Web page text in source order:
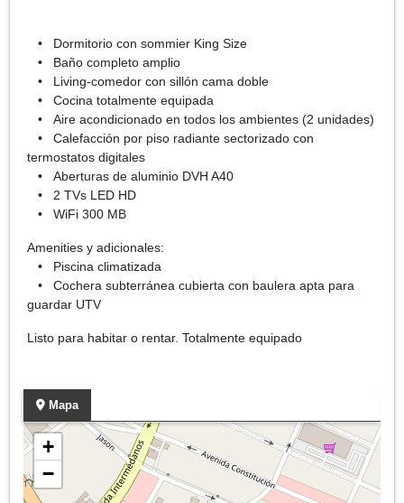
• Dormitorio con sommier King Size
• Baño completo amplio
• Living-comedor con sillón cama doble
• Cocina totalmente equipada
• Aire acondicionado en todos los ambientes (2 unidades)
• Calefacción por piso radiante sectorizado con
termostatos digitales
• Aberturas de aluminio DVH A40
• 2 TVs LED HD
• WiFi 300 MB
Amenities y adicionales:
• Piscina climatizada
• Cochera subterránea cubierta con baulera apta para
guardar UTV
Listo para habitar o rentar. Totalmente equipado
Mapa
+
−